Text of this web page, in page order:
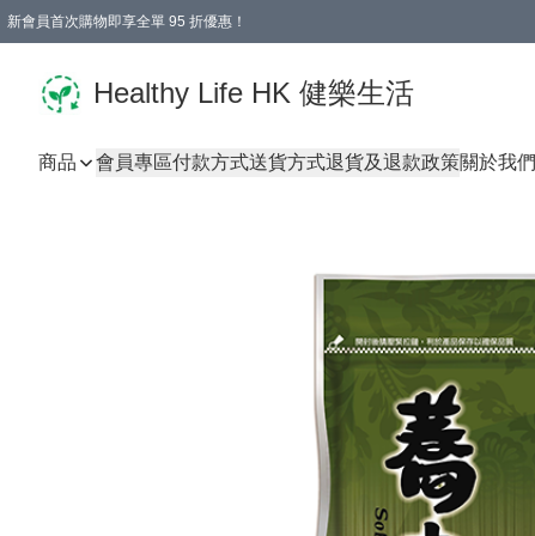
新會員首次購物即享全單 95 折優惠！
Healthy Life HK 健樂生活
商品 會員專區付款方式送貨方式退貨及退款政策關於我們